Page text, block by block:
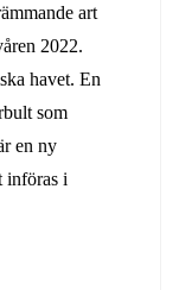
art
2022.
havet. En
som
en ny
införas i